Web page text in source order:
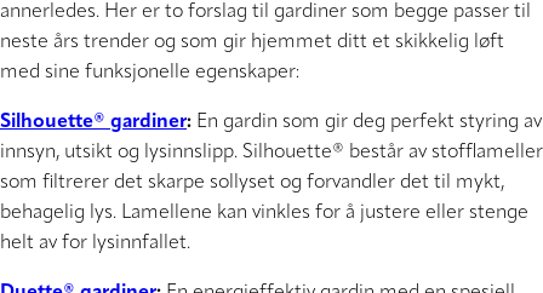
annerledes. Her er to forslag til gardiner som begge passer til
neste års trender og som gir hjemmet ditt et skikkelig løft
med sine funksjonelle egenskaper:
Silhouette® gardiner: En gardin som gir deg perfekt styring av
innsyn, utsikt og lysinnslipp. Silhouette® består av stofflameller
som filtrerer det skarpe sollyset og forvandler det til mykt,
behagelig lys. Lamellene kan vinkles for å justere eller stenge
helt av for lysinnfallet.